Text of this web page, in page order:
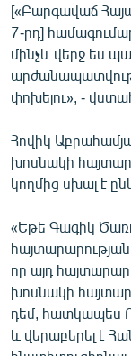
[«Բարգավաճ
7-րդ]
մինչև վերջ ես
փոխելու», -
Հովիկ
խոսնակի
կողմից սխալ է
«Եթե Գագիկ
որ այդ
խոսնակի
դեմ, հատկապես
և վերաբերել է